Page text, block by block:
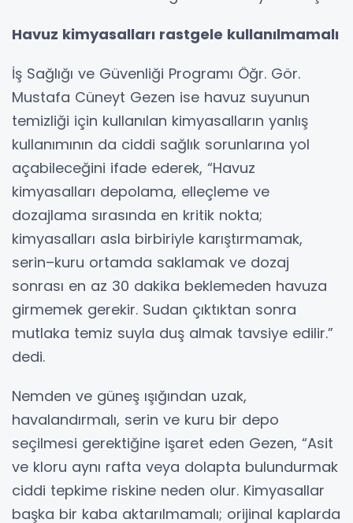
Havuz kimyasalları rastgele kullanılmamalı
İş Sağlığı ve Güvenliği Programı Öğr. Gör.
Mustafa Cüneyt Gezen ise havuz suyunun
temizliği için kullanılan kimyasalların yanlış
kullanımının da ciddi sağlık sorunlarına yol
açabileceğini ifade ederek, “Havuz
kimyasalları depolama, elleçleme ve
dozajlama sırasında en kritik nokta;
kimyasalları asla birbiriyle karıştırmamak,
serin–kuru ortamda saklamak ve dozaj
sonrası en az 30 dakika beklemeden havuza
girmemek gerekir. Sudan çıktıktan sonra
mutlaka temiz suyla duş almak tavsiye edilir.”
dedi.
Nemden ve güneş ışığından uzak,
havalandırmalı, serin ve kuru bir depo
seçilmesi gerektiğine işaret eden Gezen, “Asit
ve kloru aynı rafta veya dolapta bulundurmak
ciddi tepkime riskine neden olur. Kimyasallar
başka bir kaba aktarılmamalı; orijinal kaplarda